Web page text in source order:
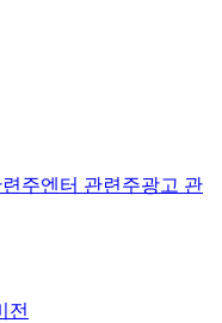
주엔터 관련주광고 관
전